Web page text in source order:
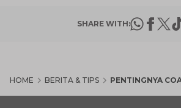
SHARE WITH:
HOME BERITA & TIPS PENTINGNYA